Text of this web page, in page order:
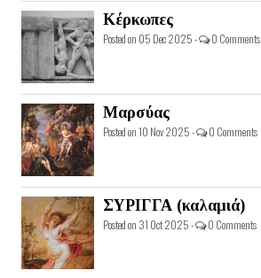
Κέρκωπες
Posted on 05 Dec 2025 - 0 Comments
Μαρσύας
Posted on 10 Nov 2025 - 0 Comments
ΣΥΡΙΓΓΑ (καλαμιά)
Posted on 31 Oct 2025 - 0 Comments